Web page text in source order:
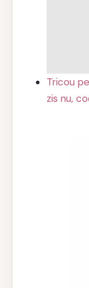
Tricou
zis nu,